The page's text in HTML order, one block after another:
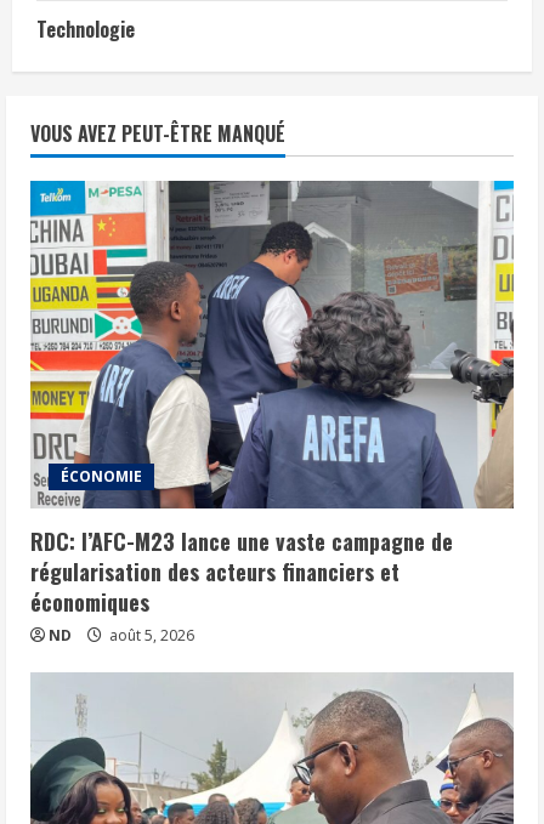
Technologie
VOUS AVEZ PEUT-ÊTRE MANQUÉ
ÉCONOMIE
RDC: l’AFC-M23 lance une vaste campagne de
régularisation des acteurs financiers et
économiques
ND août 5, 2026